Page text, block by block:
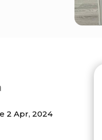
2 Apr, 2024